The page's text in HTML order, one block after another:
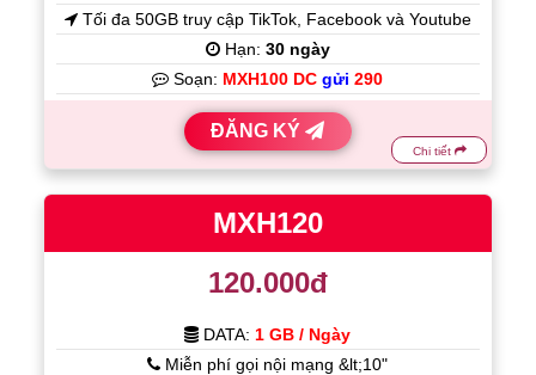
Tối đa 50GB truy cập TikTok, Facebook và Youtube
Hạn: 30 ngày
Soạn: MXH100 DCgửi 290
ĐĂNG KÝ
Chi tiết
MXH120
120.000đ
DATA: 1 GB / Ngày
Miễn phí gọi nội mạng &lt;10"